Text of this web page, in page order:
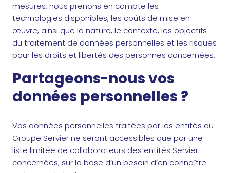
mesures, nous prenons en compte les
technologies disponibles, les coûts de mise en
œuvre, ainsi que la nature, le contexte, les objectifs
du traitement de données personnelles et les risques
pour les droits et libertés des personnes concernées.
Partageons-nous vos
données personnelles ?
Vos données personnelles traitées par les entités du
Groupe Servier ne seront accessibles que par une
liste limitée de collaborateurs des entités Servier
concernées, sur la base d’un besoin d’en connaître